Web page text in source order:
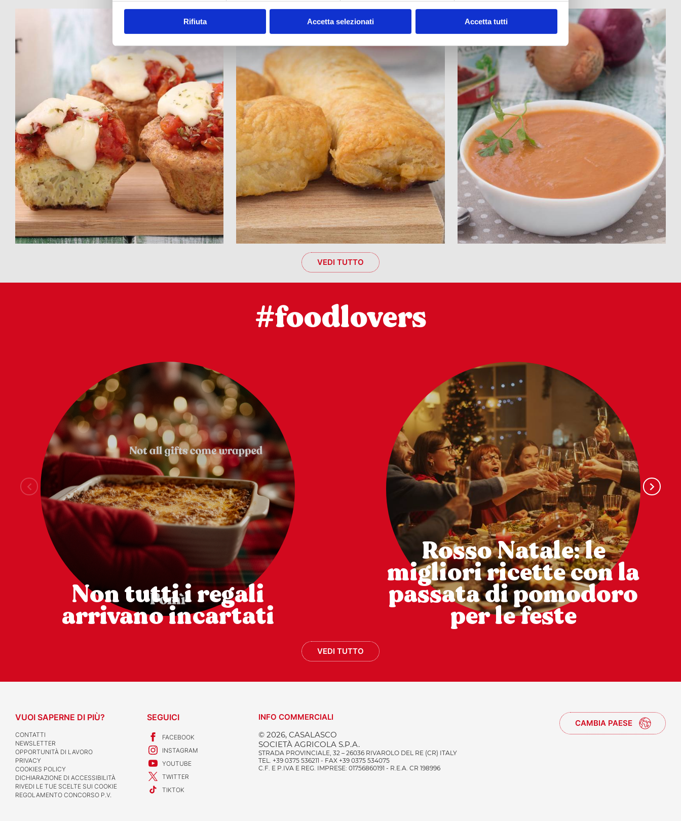
Rifiuta Accetta selezionati Accetta tutti
VEDI TUTTO
#foodlovers
Non tutti i regali
arrivano incartati
Rosso Natale: le
migliori ricette con la
passata di pomodoro
per le feste
VEDI TUTTO
INFO COMMERCIALI
© 2026, CASALASCO
SOCIETÀ AGRICOLA S.P.A.
STRADA PROVINCIALE, 32 – 26036 RIVAROLO DEL RE (CR) ITALY
TEL. +39 0375 536211 - FAX +39 0375 534075
C.F. E P.IVA E REG. IMPRESE: 01756860191 - R.E.A. CR 198996
CAMBIA PAESE
VUOI SAPERNE DI PIÙ?
CONTATTI
NEWSLETTER
OPPORTUNITÀ DI LAVORO
PRIVACY
COOKIES POLICY
DICHIARAZIONE DI ACCESSIBILITÀ
RIVEDI LE TUE SCELTE SUI COOKIE
REGOLAMENTO CONCORSO P.V.
SEGUICI
FACEBOOK
INSTAGRAM
YOUTUBE
TWITTER
TIKTOK